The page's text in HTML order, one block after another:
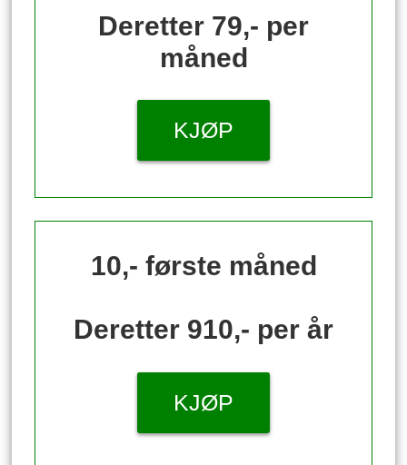
Deretter 79,- per
måned
KJØP
10,- første måned
Deretter 910,- per år
KJØP